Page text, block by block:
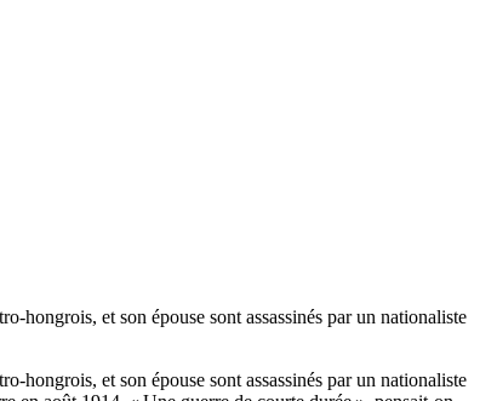
hongrois, et son épouse sont assassinés par un nationaliste
hongrois, et son épouse sont assassinés par un nationaliste